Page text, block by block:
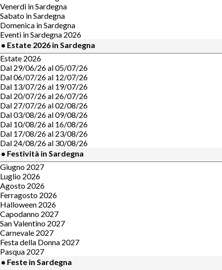
Venerdi in Sardegna
Sabato in Sardegna
Domenica in Sardegna
Eventi in Sardegna 2026
• Estate 2026 in Sardegna
Estate 2026
Dal 29/06/26 al 05/07/26
Dal 06/07/26 al 12/07/26
Dal 13/07/26 al 19/07/26
Dal 20/07/26 al 26/07/26
Dal 27/07/26 al 02/08/26
Dal 03/08/26 al 09/08/26
Dal 10/08/26 al 16/08/26
Dal 17/08/26 al 23/08/26
Dal 24/08/26 al 30/08/26
• Festività in Sardegna
Giugno 2027
Luglio 2026
Agosto 2026
Ferragosto 2026
Halloween 2026
Capodanno 2027
San Valentino 2027
Carnevale 2027
Festa della Donna 2027
Pasqua 2027
• Feste in Sardegna